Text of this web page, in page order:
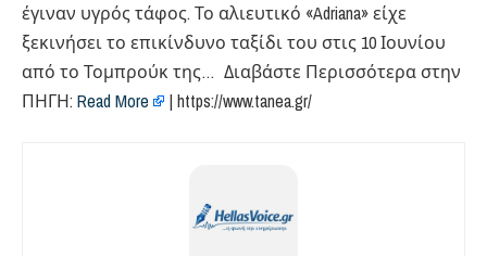
έγιναν υγρός τάφος. Το αλιευτικό «Adriana» είχε
ξεκινήσει το επικίνδυνο ταξίδι του στις 10 Ιουνίου
από το Τομπρούκ της… Διαβάστε Περισσότερα στην
ΠΗΓΗ: Read More | https://www.tanea.gr/